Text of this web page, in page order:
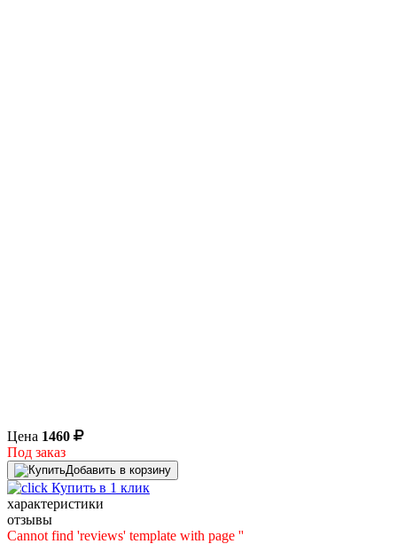
Цена 1460
Под заказ
Добавить в корзину
Купить в 1 клик
характеристики
отзывы
Cannot find 'reviews' template with page ''